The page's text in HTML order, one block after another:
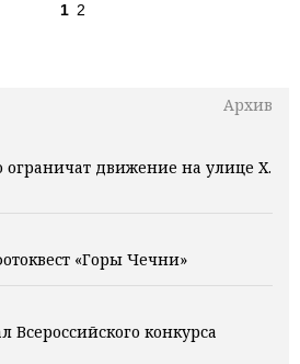
Архив
движение на улице Х.
«Горы Чечни»
конкурса
1 2